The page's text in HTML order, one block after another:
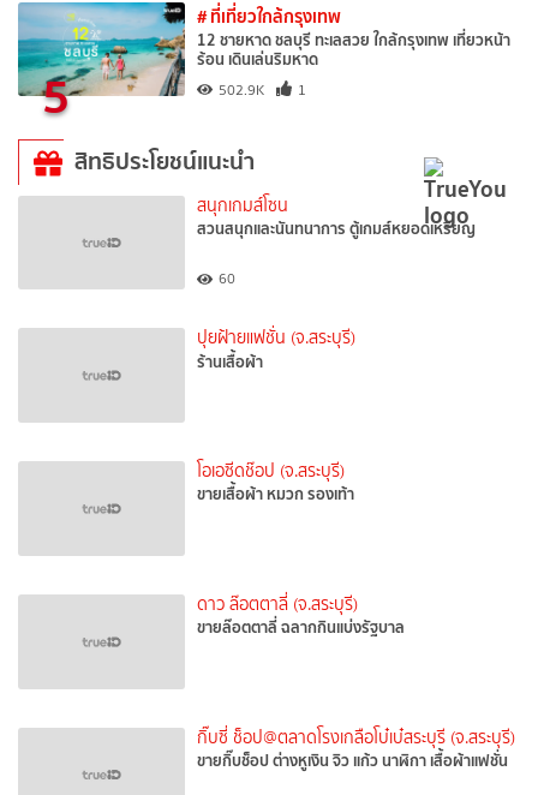
5
# ที่เที่ยวใกล้กรุงเทพ
12 ชายหาด ชลบุรี ทะเลสวย ใกล้กรุงเทพ เที่ยวหน้า
ร้อน เดินเล่นริมหาด
502.9K 1
สิทธิประโยชน์แนะนำ
สนุกเกมส์โซน
สวนสนุกและนันทนาการ ตู้เกมส์หยอดเหรียญ
60
ปุยฝ้ายแฟชั่น (จ.สระบุรี)
ร้านเสื้อผ้า
โอเอซีดช๊อป (จ.สระบุรี)
ขายเสื้อผ้า หมวก รองเท้า
ดาว ล๊อตตาลี่ (จ.สระบุรี)
ขายล๊อตตาลี่ ฉลากกินแบ่งรัฐบาล
กิ๊บซี่ ช็อป@ตลาดโรงเกลือโบ๋เบ๋สระบุรี (จ.สระบุรี)
ขายกิ๊บช็อป ต่างหูเงิน จิว แก้ว นาฬิกา เสื้อผ้าแฟชั่น